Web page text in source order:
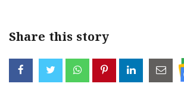
Share this story